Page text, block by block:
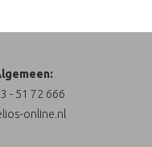
- 51 72 666
online.nl